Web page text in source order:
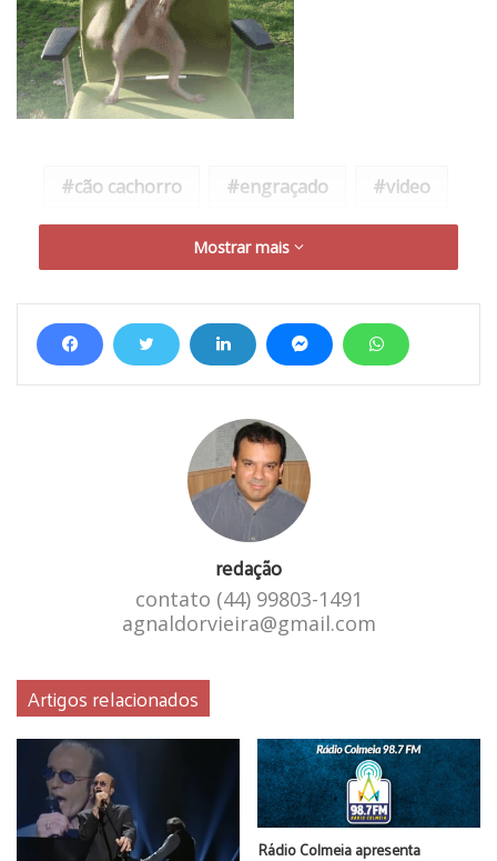
cão cachorro engraçado video
Mostrar mais
redação
contato (44) 99803-1491
agnaldorvieira@gmail.com
Artigos relacionados
Rádio Colmeia apresenta